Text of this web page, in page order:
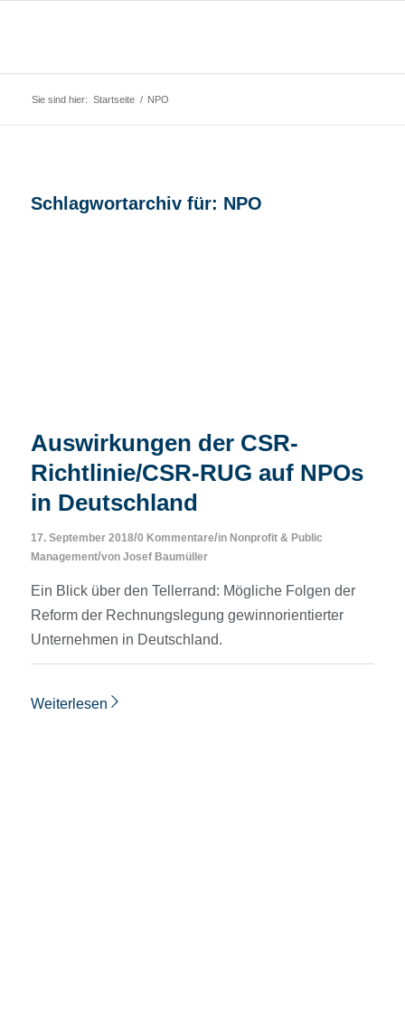
Sie sind hier: Startseite / NPO
Schlagwortarchiv für: NPO
Auswirkungen der CSR-
Richtlinie/CSR-RUG auf NPOs
in Deutschland
17. September 2018/0 Kommentare/in Nonprofit & Public
Management/von Josef Baumüller
Ein Blick über den Tellerrand: Mögliche Folgen der
Reform der Rechnungslegung gewinnorientierter
Unternehmen in Deutschland.
Weiterlesen